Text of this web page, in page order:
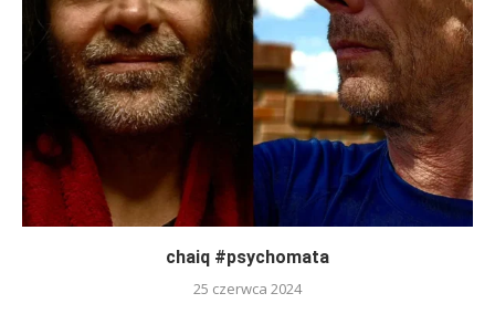
chaiq #psychomata
25 czerwca 2024